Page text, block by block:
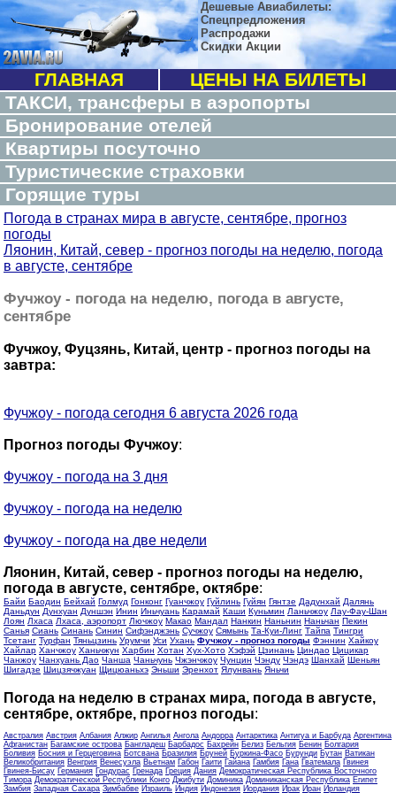
Дешевые Авиабилеты:
Спецпредложения
Распродажи
Скидки Акции
ГЛАВНАЯ
ЦЕНЫ НА БИЛЕТЫ
ТАКСИ, трансферы в аэропорты
Бронирование отелей
Квартиры посуточно
Туристические страховки
Горящие туры
Погода в странах мира в августе, сентябре, прогноз
погоды
Ляонин, Китай, север - прогноз погоды на неделю, погода
в августе, сентябре
Фучжоу - погода на неделю, погода в августе,
сентябре
Фучжоу, Фуцзянь, Китай, центр - прогноз погоды на
завтра:
Фучжоу - погода сегодня 6 августа 2026 года
Прогноз погоды Фучжоу:
Фучжоу - погода на 3 дня
Фучжоу - погода на неделю
Фучжоу - погода на две недели
Ляонин, Китай, север - прогноз погоды на неделю,
погода в августе, сентябре, октябре:
Байи Баодин Бейхай Голмуд Гонконг Гуанчжоу Гуйлинь Гуйян Гянтзе Дадунхай Далянь
Даньдун Дунхуан Дуншэн Инин Иньчуань Карамай Каши Куньмин Ланьчжоу Лау-Фау-Шан
Лоян Лхаса Лхаса, аэропорт Лючжоу Макао Мандал Нанкин Наньнин Наньчан Пекин
Санья Сиань Синань Синин Сифэнджэнь Сучжоу Сямынь Та-Куи-Линг Тайпа Тингри
Тсетанг Турфан Тяньцзинь Урумчи Уси Ухань Фучжоу - прогноз погоды Фэннин Хайкоу
Хайлар Ханчжоу Ханьчжун Харбин Хотан Хух-Хото Хэфэй Цзинань Циндао Цицикар
Чанжоу Чанхуань Дао Чанша Чаньчунь Чжэнчжоу Чунцин Чэнду Чэндэ Шанхай Шеньян
Шигадзе Шицзячжуан Щицюаньхэ Эньши Эренхот Ялунвань Яньчи
Погода на неделю в странах мира, погода в августе,
сентябре, октябре, прогноз погоды:
Австралия Австрия Албания Алжир Ангилья Ангола Андорра Антарктика Антигуа и Барбуда Аргентина
Афганистан Багамские острова Бангладеш Барбадос Бахрейн Белиз Бельгия Бенин Болгария
Боливия Босния и Герцеговина Ботсвана Бразилия Бруней Буркина-Фасо Бурунди Бутан Ватикан
Великобритания Венгрия Венесуэла Вьетнам Габон Гаити Гайана Гамбия Гана Гватемала Гвинея
Гвинея-Бисау Германия Гондурас Гренада Греция Дания Демократическая Республика Восточного
Тимора Демократической Республики Конго Джибути Доминика Доминиканская Республика Египет
Замбия Западная Сахара Зимбабве Израиль Индия Индонезия Иордания Ирак Иран Ирландия